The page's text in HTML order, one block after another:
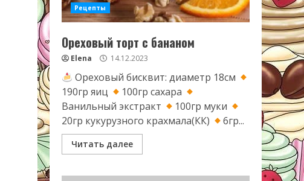
Рецепты
Ореховый торт с бананом
Elena 14.12.2023
Ореховый бисквит: диаметр 18см
190гр яиц
100гр сахара
Ванильный экстракт
100гр муки
20гр кукурузного крахмала(КК)
6гр...
Читать далее